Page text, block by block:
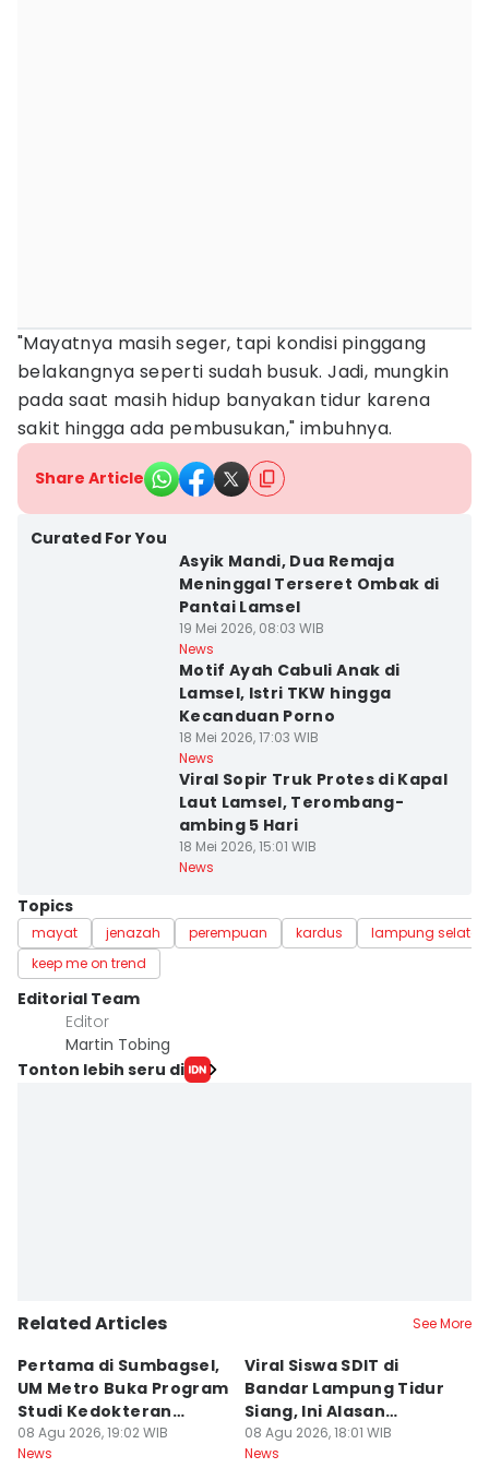
"Mayatnya masih seger, tapi kondisi pinggang
belakangnya seperti sudah busuk. Jadi, mungkin
pada saat masih hidup banyakan tidur karena
sakit hingga ada pembusukan," imbuhnya.
Share Article
Curated For You
Asyik Mandi, Dua Remaja
Meninggal Terseret Ombak di
Pantai Lamsel
19 Mei 2026, 08:03 WIB
News
Motif Ayah Cabuli Anak di
Lamsel, Istri TKW hingga
Kecanduan Porno
18 Mei 2026, 17:03 WIB
News
Viral Sopir Truk Protes di Kapal
Laut Lamsel, Terombang-
ambing 5 Hari
18 Mei 2026, 15:01 WIB
News
Topics
mayat jenazah perempuan kardus
lampung selatan
keep me on trend
Editorial Team
Editor
Martin Tobing
Tonton lebih seru di
Related Articles See More
Pertama di Sumbagsel,
UM Metro Buka Program
Studi Kedokteran
Hewan
08 Agu 2026, 19:02 WIB
News
Viral Siswa SDIT di
Bandar Lampung Tidur
Siang, Ini Alasan
Sekolah
08 Agu 2026, 18:01 WIB
News